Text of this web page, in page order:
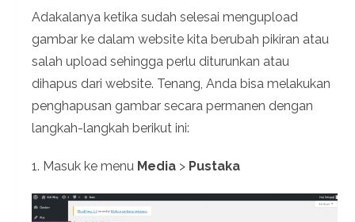
Adakalanya ketika sudah selesai mengupload
gambar ke dalam website kita berubah pikiran atau
salah upload sehingga perlu diturunkan atau
dihapus dari website. Tenang, Anda bisa melakukan
penghapusan gambar secara permanen dengan
langkah-langkah berikut ini:
1. Masuk ke menu Media > Pustaka